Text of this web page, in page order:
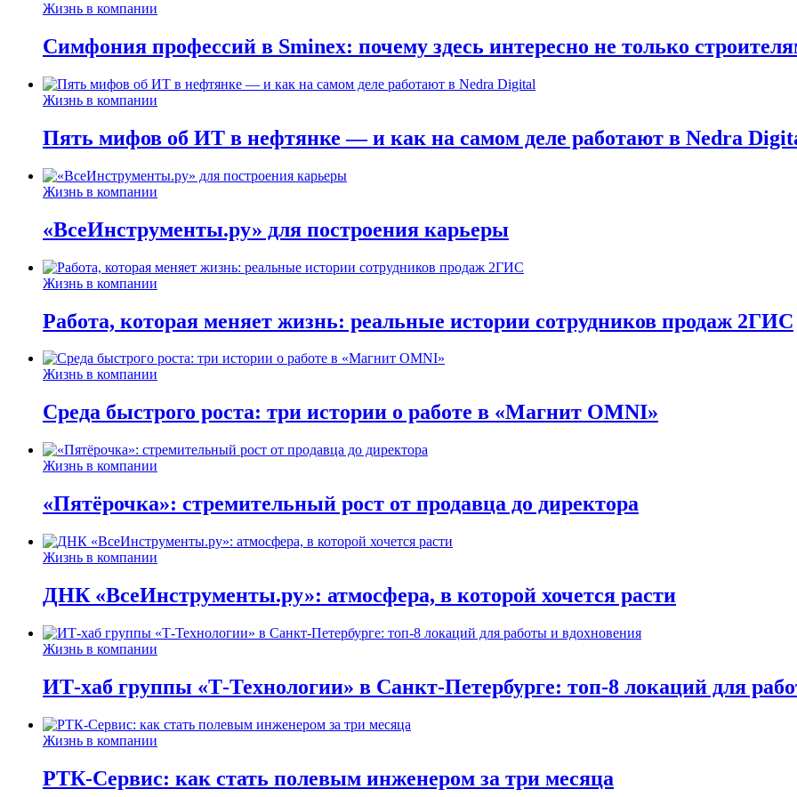
Жизнь в компании
Симфония профессий в Sminex: почему здесь интересно не только
Жизнь в компании
Пять мифов об ИТ в нефтянке — и как на самом деле работают в Nedra
Жизнь в компании
«ВсеИнструменты.ру» для построения карьеры
Жизнь в компании
Работа, которая меняет жизнь: реальные истории сотрудников продаж 2ГИС
Жизнь в компании
Среда быстрого роста: три истории о работе в «Магнит OMNI»
Жизнь в компании
«Пятёрочка»: стремительный рост от продавца до директора
Жизнь в компании
ДНК «ВсеИнструменты.ру»: атмосфера, в которой хочется расти
Жизнь в компании
ИТ-хаб группы «Т-Технологии» в Санкт-Петербурге: топ-8 локаций для
Жизнь в компании
РТК-Сервис: как стать полевым инженером за три месяца